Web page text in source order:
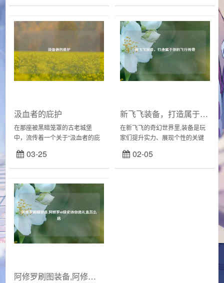
用，合理搭配装备能够让剑魂在
棘、挑战强大敌人的关键所在，
汲血者的庇护
在那座被黑暗笼罩的古老城堡
中，流传着一个关于“汲血者的庇
处隐藏着一股邪恶的力量，一个
汲血者徘徊其中，而只有找到特
03-25
新飞飞装备，打造属于你的飞行传奇
在新飞飞的奇幻世界里,装备是玩
家们提升实力、展现个性的关键
战，还是激烈 *** 的陆战，一套精
良的装备都能让你如虎添翼，成
02-05
阿修罗刷图装备,阿修罗60级史诗自选礼盒怎么选